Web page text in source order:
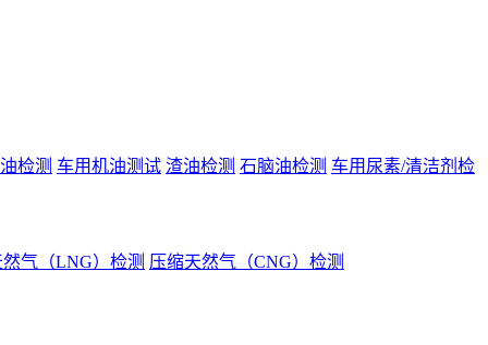
检测 车用机油测试 渣油检测 石脑油检测 车用尿素/清洁剂检
气（LNG）检测 压缩天然气（CNG）检测